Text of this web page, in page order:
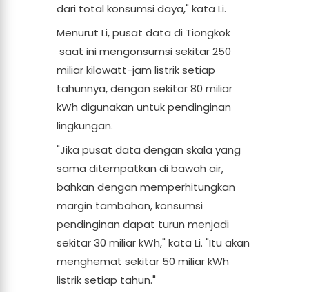
dari total konsumsi daya," kata Li.
Menurut Li, pusat data di Tiongkok
saat ini mengonsumsi sekitar 250
miliar kilowatt-jam listrik setiap
tahunnya, dengan sekitar 80 miliar
kWh digunakan untuk pendinginan
lingkungan.
"Jika pusat data dengan skala yang
sama ditempatkan di bawah air,
bahkan dengan memperhitungkan
margin tambahan, konsumsi
pendinginan dapat turun menjadi
sekitar 30 miliar kWh," kata Li. "Itu akan
menghemat sekitar 50 miliar kWh
listrik setiap tahun."